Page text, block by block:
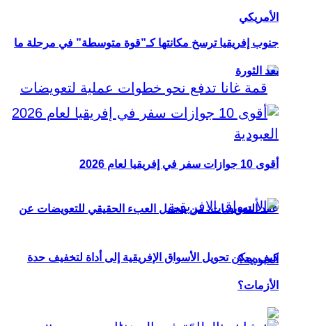
الأمريكي
عقد التعويضات: من يتحمل العبء الحقيقي للتعويضات عن
العبودية؟
جنوب إفريقيا ترسخ مكانتها كـ”قوة متوسطة” في مرحلة ما
بعد الثورة
أقوى 10 جوازات سفر في إفريقيا لعام 2026
كيف يمكن تحويل الأسواق الإفريقية إلى أداة لتخفيف حدة
الأزمات؟